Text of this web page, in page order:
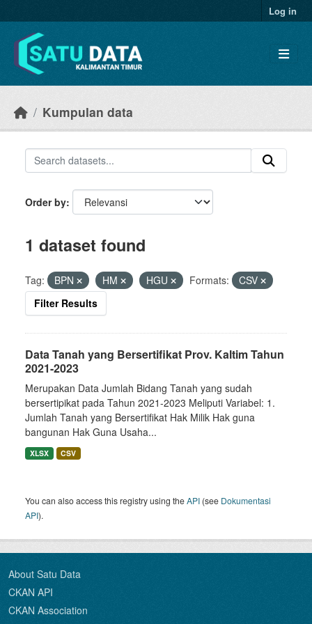
Log in
Kumpulan data
Order by
1 dataset found
Tag: BPN HM HGU Formats:
CSV
Filter Results
Data Tanah yang Bersertifikat Prov. Kaltim Tahun
2021-2023
Merupakan Data Jumlah Bidang Tanah yang sudah
bersertipikat pada Tahun 2021-2023 Meliputi Variabel: 1.
Jumlah Tanah yang Bersertifikat Hak Milik Hak guna
bangunan Hak Guna Usaha...
XLSX CSV
You can also access this registry using theAPI (see Dokumentasi
API).
About Satu Data
CKAN API
CKAN Association